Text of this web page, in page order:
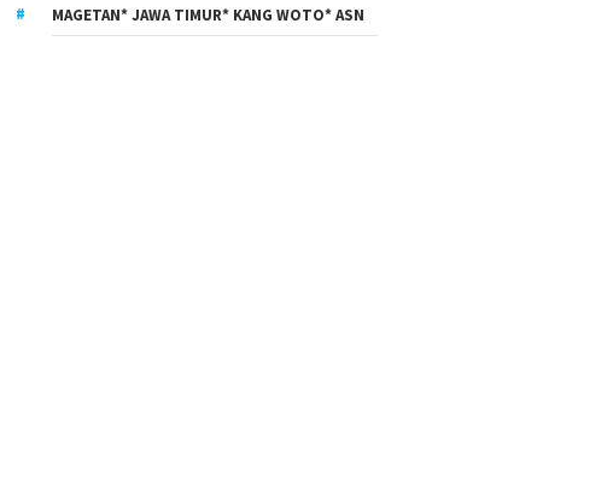
MAGETAN* JAWA TIMUR* KANG WOTO* ASN